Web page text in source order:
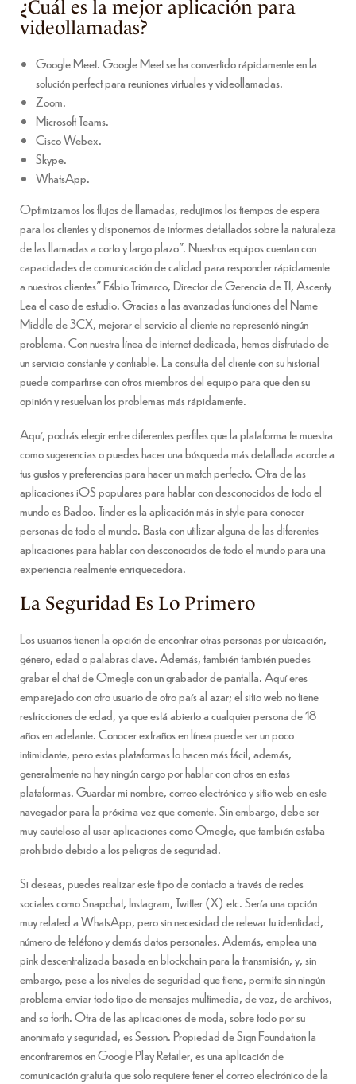
¿Cuál es la mejor aplicación para
videollamadas?
Google Meet.Google Meet se ha convertido rápidamente en la
solución perfect para reuniones virtuales y videollamadas.
Zoom.
Microsoft Teams.
Cisco Webex.
Skype.
WhatsApp.
Optimizamos los flujos de llamadas, redujimos los tiempos de espera
para los clientes y disponemos de informes detallados sobre la naturaleza
de las llamadas a corto y largo plazo”. Nuestros equipos cuentan con
capacidades de comunicación de calidad para responder rápidamente
a nuestros clientes” Fábio Trimarco, Director de Gerencia de TI, Ascenty
Lea el caso de estudio. Gracias a las avanzadas funciones del Name
Middle de 3CX, mejorar el servicio al cliente no representó ningún
problema. Con nuestra línea de internet dedicada, hemos disfrutado de
un servicio constante y confiable. La consulta del cliente con su historial
puede compartirse con otros miembros del equipo para que den su
opinión y resuelvan los problemas más rápidamente.
Aquí, podrás elegir entre diferentes perfiles que la plataforma te muestra
como sugerencias o puedes hacer una búsqueda más detallada acorde a
tus gustos y preferencias para hacer un match perfecto. Otra de las
aplicaciones iOS populares para hablar con desconocidos de todo el
mundo es Badoo. Tinder es la aplicación más in style para conocer
personas de todo el mundo. Basta con utilizar alguna de las diferentes
aplicaciones para hablar con desconocidos de todo el mundo para una
experiencia realmente enriquecedora.
La Seguridad Es Lo Primero
Los usuarios tienen la opción de encontrar otras personas por ubicación,
género, edad o palabras clave. Además, también también puedes
grabar el chat de Omegle con un grabador de pantalla. Aquí eres
emparejado con otro usuario de otro país al azar; el sitio web no tiene
restricciones de edad, ya que está abierto a cualquier persona de 18
años en adelante. Conocer extraños en línea puede ser un poco
intimidante, pero estas plataformas lo hacen más fácil, además,
generalmente no hay ningún cargo por hablar con otros en estas
plataformas. Guardar mi nombre, correo electrónico y sitio web en este
navegador para la próxima vez que comente. Sin embargo, debe ser
muy cauteloso al usar aplicaciones como Omegle, que también estaba
prohibido debido a los peligros de seguridad.
Si deseas, puedes realizar este tipo de contacto a través de redes
sociales como Snapchat, Instagram, Twitter (X) etc. Sería una opción
muy related a WhatsApp, pero sin necesidad de relevar tu identidad,
número de teléfono y demás datos personales. Además, emplea una
pink descentralizada basada en blockchain para la transmisión, y, sin
embargo, pese a los niveles de seguridad que tiene, permite sin ningún
problema enviar todo tipo de mensajes multimedia, de voz, de archivos,
and so forth. Otra de las aplicaciones de moda, sobre todo por su
anonimato y seguridad, es Session. Propiedad de Sign Foundation la
encontraremos en Google Play Retailer, es una aplicación de
comunicación gratuita que solo requiere tener el correo electrónico de la